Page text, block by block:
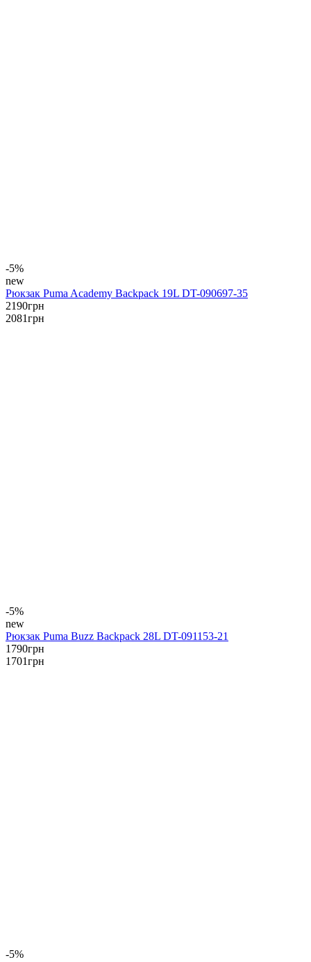
-5%
new
Рюкзак Puma Academy Backpack 19L DT-090697-35
2190грн
2081грн
-5%
new
Рюкзак Puma Buzz Backpack 28L DT-091153-21
1790грн
1701грн
-5%